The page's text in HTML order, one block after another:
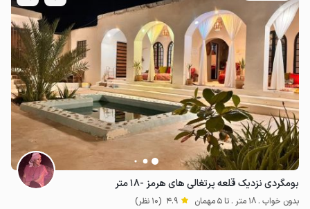
بومگردی نزدیک قلعه پرتغالی های هرمز -۱۸ متر
بدون خواب . 18 متر . تا 5 مهمان 4.9 (10 نظر)